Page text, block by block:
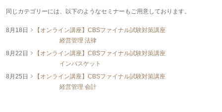
同じカテゴリーには、以下のようなセミナーもご用意しております。
8月18日
【オンライン講座】CBSファイナル試験対策講座
経営管理 法律
8月22日
【オンライン講座】CBSファイナル試験対策講座
インバスケット
8月25日
【オンライン講座】CBSファイナル試験対策講座
経営管理 会計